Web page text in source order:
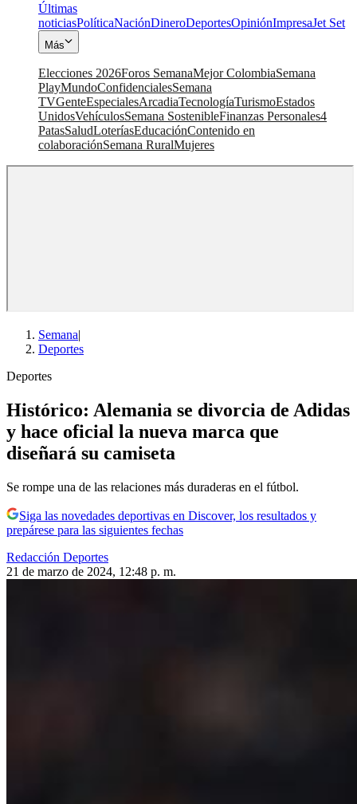
Últimas
noticiasPolíticaNaciónDineroDeportesOpiniónImpresaJet Set
Más
Elecciones 2026Foros SemanaMejor ColombiaSemana
PlayMundoConfidencialesSemana
TVGenteEspecialesArcadiaTecnologíaTurismoEstados
UnidosVehículosSemana SostenibleFinanzas Personales4
PatasSaludLoteríasEducaciónContenido en
colaboraciónSemana RuralMujeres
Semana|
Deportes
Deportes
Histórico: Alemania se divorcia de Adidas
y hace oficial la nueva marca que
diseñará su camiseta
Se rompe una de las relaciones más duraderas en el fútbol.
Siga las novedades deportivas en Discover, los resultados y
prepárese para las siguientes fechas
Redacción Deportes
21 de marzo de 2024, 12:48 p. m.